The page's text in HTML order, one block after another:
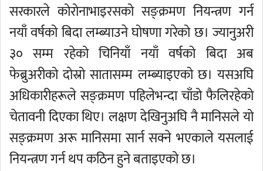
सरकारले कोरोनाभाइरसको सङ्क्रमण नियन्त्रण गर्न
नयाँ वर्षको बिदा लम्ब्याउने घोषणा गरेको छ। ज्यानुअरी
३० सम्म रहेको चिनियाँ नयाँ वर्षको बिदा अब
फेब्रुअरीको दोस्रो सातासम्म लम्ब्याइएको छ। यसअघि
अधिकारीहरूले सङ्क्रमण पहिलेभन्दा चाँडो फैलिरहेको
चेतावनी दिएका थिए। लक्षण देखिनुअघि नै मानिसले यो
सङ्क्रमण अरू मानिसमा सार्न सक्ने भएकाले यसलाई
नियन्त्रण गर्न थप कठिन हुने बताइएको छ।